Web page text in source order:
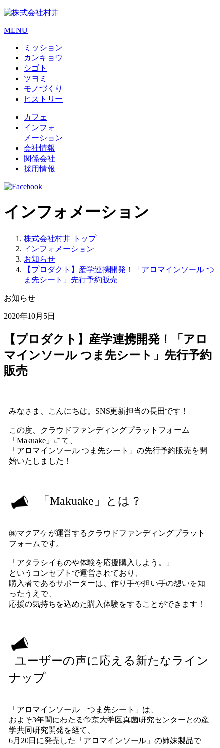
MENU
ミッション
カンキョウ
シゴト
ツヨミ
モノづくり
ヒストリー
カフェ
インフォ
メーション
会社情報
関係会社
採用情報
インフォメーション
株式会社村井 トップ
インフォメーション
お知らせ
【プロダクト】産学連携開発！「アロマインソール つ
ま先シート」先行予約販売
お知らせ
2020年10月5日
【プロダクト】産学連携開発！「アロ
マインソール つま先シート」先行予約
販売
みなさま、こんにちは。SNS更新担当の長田です！
この度、クラウドファンディングプラットフォーム
「Makuake」にて、
「アロマインソール つま先シート」の先行予約販売を開
始いたしました！
「Makuake」とは？
㈱マクアケが運営するクラウドファンディングプラット
フォームです。
「アタラシイものや体験を応援購入しよう。」
というコンセプトで運営されており、
購入者であるサポーターは、作り手や担い手の想いを知
ったうえで、
応援の気持ちを込めた購入体験をすることができます！
ユーザーの声に応える新たなライン
ナップ
「アロマインソール つま先シート」は、
およそ3年間にわたる帝京大学医真菌研究センターとの産
学共同研究開発を経て、
6月20日に発売した「アロマインソール」の姉妹製品で